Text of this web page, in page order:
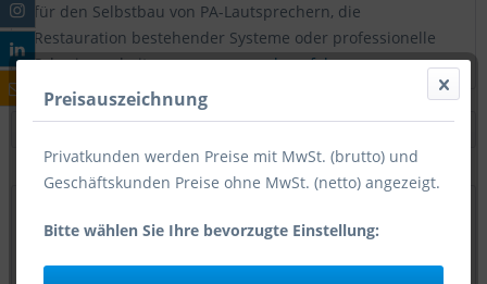
für den Selbstbau von PA-Lautsprechern, die
Restauration bestehender Systeme oder professionelle
Schreinerarbeiten – unsere...mehr erfahren »
Preisauszeichnung
Privatkunden werden Preise mit MwSt. (brutto) und
Geschäftskunden Preise ohne MwSt. (netto) angezeigt.
Bitte wählen Sie Ihre bevorzugte Einstellung: